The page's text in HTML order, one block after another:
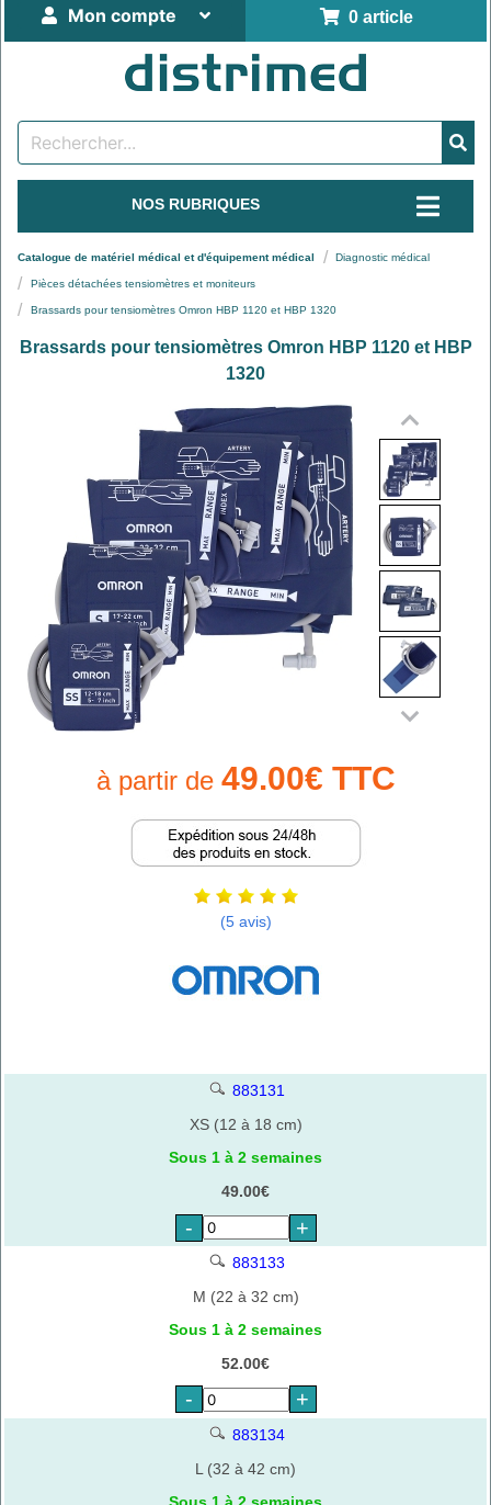
0 article
Mon compte
NOS RUBRIQUES
Catalogue de matériel médical et d'équipement médical Diagnostic médical
Pièces détachées tensiomètres et moniteurs
Brassards pour tensiomètres Omron HBP 1120 et HBP 1320
Brassards pour tensiomètres Omron HBP 1120 et HBP
1320
à partir de 49.00€ TTC
(5 avis)
883131
XS (12 à 18 cm)
Sous 1 à 2 semaines
49.00€
- +
883133
M (22 à 32 cm)
Sous 1 à 2 semaines
52.00€
- +
883134
L (32 à 42 cm)